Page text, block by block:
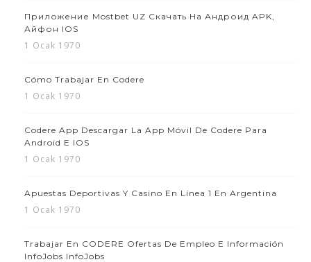
Приложение Mostbet UZ Скачать На Андроид APK,
Айфон IOS
1 Ocak 1970
Cómo Trabajar En Codere
1 Ocak 1970
Codere App Descargar La App Móvil De Codere Para
Android E IOS
1 Ocak 1970
Apuestas Deportivas Y Casino En Línea 1 En Argentina
1 Ocak 1970
Trabajar En CODERE Ofertas De Empleo E Información
InfoJobs InfoJobs